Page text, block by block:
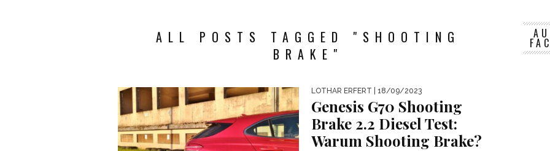
ALL POSTS TAGGED "SHOOTING
BRAKE"
LOTHAR ERFERT | 18/09/2023
Genesis G70 Shooting
Brake 2.2 Diesel Test:
Warum Shooting Brake?